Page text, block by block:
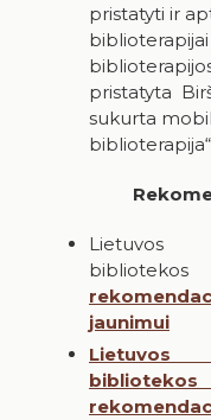
pristatyti ir
biblioterapijai
pristatyta
sukurta
jaunimui